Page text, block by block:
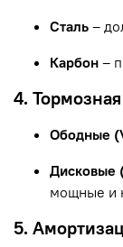
Сталь –
Карбон –
4.
Ободные
Дисковые
мощные и
5.